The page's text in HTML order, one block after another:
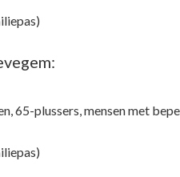
65-plussers, mensen met